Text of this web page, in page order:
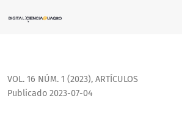
LAS EXPERIENCIAS DE ESTUDIANTES
VOL. 16 NÚM. 1 (2023), ARTÍCULOS
Publicado 2023-07-04